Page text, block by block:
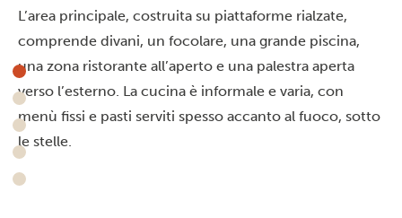
L’area principale, costruita su piattaforme rialzate,
comprende divani, un focolare, una grande piscina,
una zona ristorante all’aperto e una palestra aperta
verso l’esterno. La cucina è informale e varia, con
menù fissi e pasti serviti spesso accanto al fuoco, sotto
le stelle.